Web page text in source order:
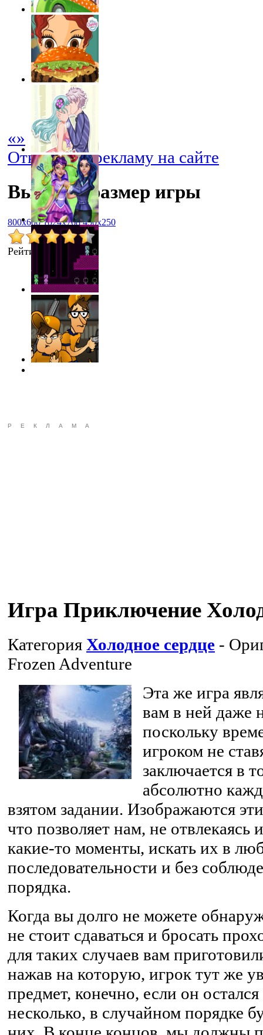
«»
Отключить рекламу на сайте
Выбрать размер игры
800x600 1024x768 450x250
Рейтинг
РЕКЛАМА
Игра Приключение
Категория Холодное сердце -
Frozen Adventure
Эта же игра
вам в ней даже
поскольку
игроком не
заключается в
абсолютно
взятом задании. Изображаются
что позволяет нам, не отвлекаясь
какие-то моменты, искать их в
последовательности и без
порядка.
Когда вы долго не можете
не стоит сдаваться и бросать
для таких случаев вам
нажав на которую, игрок тут же
предмет, конечно, если он
несколько, в случайном порядке